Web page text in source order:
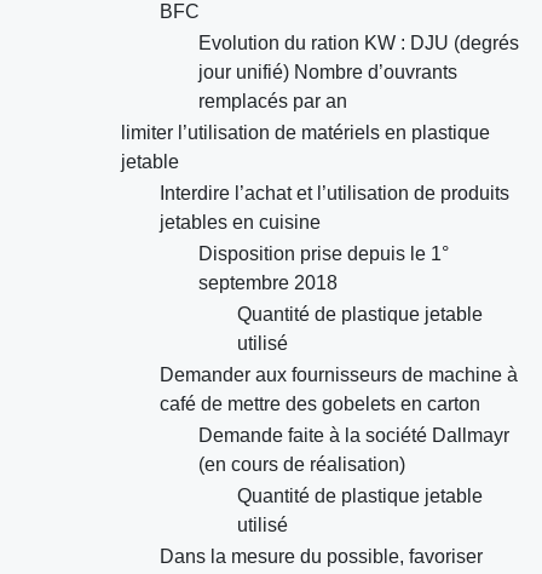
BFC
Evolution du ration KW : DJU (degrés
jour unifié) Nombre d’ouvrants
remplacés par an
limiter l’utilisation de matériels en plastique
jetable
Interdire l’achat et l’utilisation de produits
jetables en cuisine
Disposition prise depuis le 1°
septembre 2018
Quantité de plastique jetable
utilisé
Demander aux fournisseurs de machine à
café de mettre des gobelets en carton
Demande faite à la société Dallmayr
(en cours de réalisation)
Quantité de plastique jetable
utilisé
Dans la mesure du possible, favoriser